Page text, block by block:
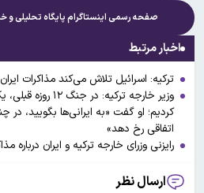
صفحه رسمی اینستاگرام پایگاه تحلیلی و
اخبار مرتبط
ترکیه: اسرائیل تلاش می‌کند مذاکرات ایران
وزیر خارجه ترکیه:
کردیم؛ او گفت «به ایرانی‌ها بگویید،
اتفاقی رخ دهد»
رایزنی وزرای خارجه ترکیه و ایران درباره
ارسال نظر